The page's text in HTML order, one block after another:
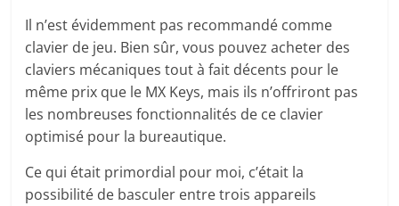
Il n’est évidemment pas recommandé comme
clavier de jeu. Bien sûr, vous pouvez acheter des
claviers mécaniques tout à fait décents pour le
même prix que le MX Keys, mais ils n’offriront pas
les nombreuses fonctionnalités de ce clavier
optimisé pour la bureautique.
Ce qui était primordial pour moi, c’était la
possibilité de basculer entre trois appareils